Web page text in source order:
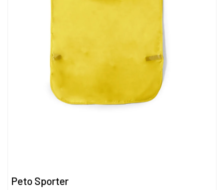
Peto Sporter